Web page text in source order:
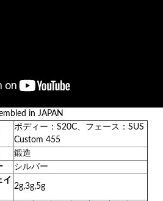
in JAPAN
ボディー：S20C、フェース：SUS
Custom 455
鍛造
シルバー
イ
2g,3g,5g